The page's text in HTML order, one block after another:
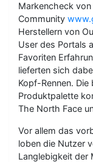
Markencheck
Community
Herstellern von
User des Portals
Favoriten
lieferten sich
Kopf-Rennen.
Produktpalette
The North Face
Vor allem das
loben die Nutzer
Langlebigkeit der